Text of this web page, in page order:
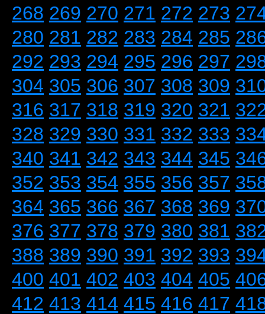
268 269 270 271 272 273
280 281 282 283 284 285
292 293 294 295 296 297
304 305 306 307 308 309
316 317 318 319 320 321
328 329 330 331 332 333
340 341 342 343 344 345
352 353 354 355 356 357
364 365 366 367 368 369
376 377 378 379 380 381
388 389 390 391 392 393
400 401 402 403 404 405
412 413 414 415 416 417